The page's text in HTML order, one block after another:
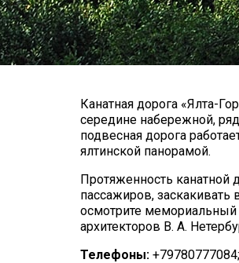
Канатная дорога «Ялта-
середине набережной,
подвесная дорога
ялтинской панорамой.
Протяженность канатной
пассажиров,
осмотрите
архитекторов В. А.
Телефоны: